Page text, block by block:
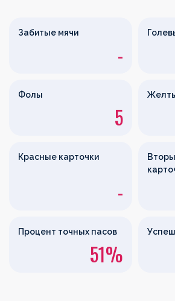
Забитые мячи
-
Фолы
5
Красные карточки
-
Процент точных пасов
51%